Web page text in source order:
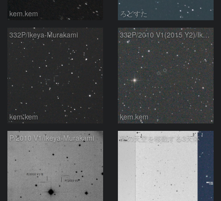
kem.kem ろどすた
332P/Ikeya-Murakami
kem.kem
332P/2010 V1(2015 Y2)/Ikeya-Murakami
kem.kem
P/2010 V1/Ikeya-Murakami 宵の天空を移動する3天体